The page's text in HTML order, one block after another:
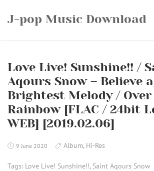
J-pop Music Download
Love Live! Sunshine!! /
Aqours Snow – Believe
Brightest Melody / Over
Rainbow [FLAC / 24bit
WEB] [2019.02.06]
9 June 2020 Album, Hi-Res
Tags: Love Live! Sunshine!!, Saint Aqours Snow